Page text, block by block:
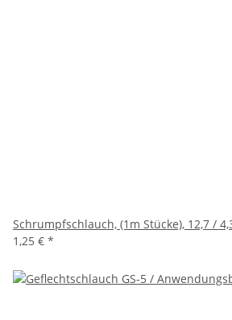
Schrumpfschlauch, (1m Stücke), 12,7 /
1,25 € *